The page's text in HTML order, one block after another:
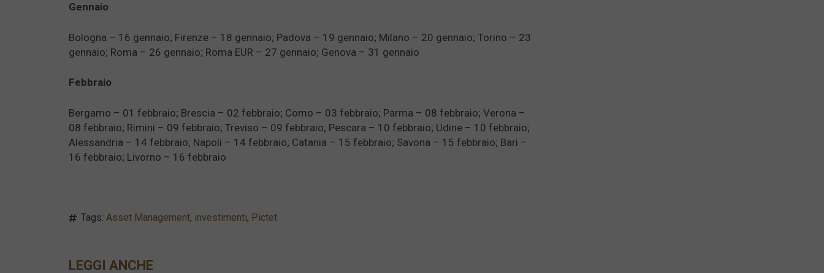
Gennaio
Bologna – 16 gennaio; Firenze – 18 gennaio; Padova – 19 gennaio; Milano – 20 gennaio; Torino – 23
gennaio; Roma – 26 gennaio; Roma EUR – 27 gennaio; Genova – 31 gennaio
Febbraio
Bergamo – 01 febbraio; Brescia – 02 febbraio; Como – 03 febbraio; Parma – 08 febbraio; Verona –
08 febbraio; Rimini – 09 febbraio; Treviso – 09 febbraio; Pescara – 10 febbraio; Udine – 10 febbraio;
Alessandria – 14 febbraio; Napoli – 14 febbraio; Catania – 15 febbraio; Savona – 15 febbraio; Bari –
16 febbraio; Livorno – 16 febbraio
Tags: Asset Management, investimenti, Pictet
LEGGI ANCHE